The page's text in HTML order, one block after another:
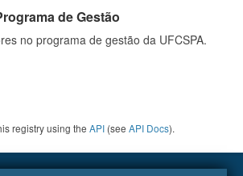
de Gestão
no programa de gestão da UFCSPA.
registry using the API (see API Docs).